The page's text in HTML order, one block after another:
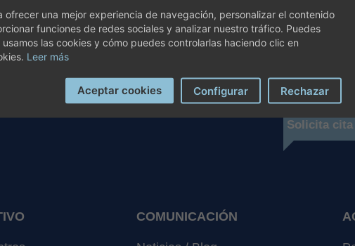
Solicita
COMUNICACIÓN
ofrecer una mejor experiencia de navegación, personalizar el contenido
funciones de redes sociales y analizar nuestro tráfico. Puedes
las cookies y cómo puedes controlarlas haciendo clic en
Leer más
Aceptar cookies Configurar Rechazar